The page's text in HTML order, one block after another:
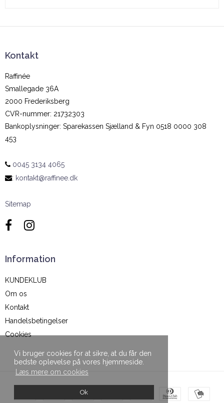
Vi bruger cookies for at sikre, at du får den
bedste oplevelse på vores hjemmeside.
Læs mere om cookies
Ok
Kontakt
Raffinée
Smallegade 36A
2000 Frederiksberg
CVR-nummer: 21732303
Bankoplysninger: Sparekassen Sjælland & Fyn 0518 0000 308
453
0045 3134 4065
: kontakt@raffinee.dk
Sitemap
Information
KUNDEKLUB
Om os
Kontakt
Handelsbetingelser
Cookies